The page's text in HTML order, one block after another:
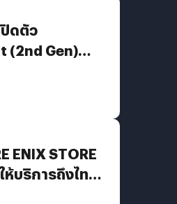
ปิดตัว
(2nd Gen)
ENIX STORE
ห้บริการถึงไทย